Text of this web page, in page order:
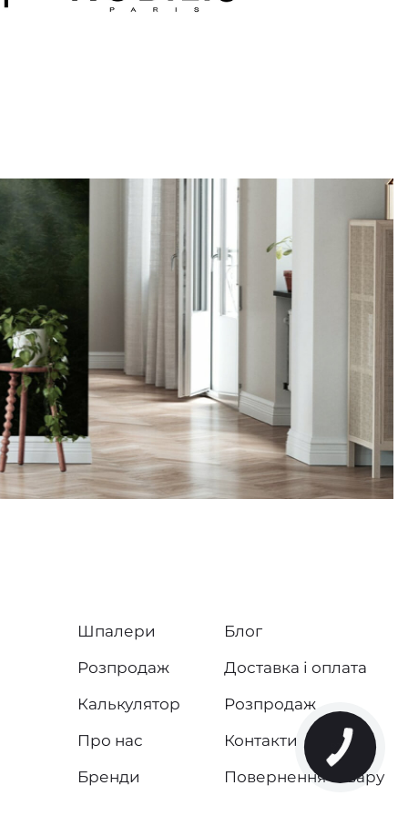
Шпалери
Розпродаж
Калькулятор
Про нас
Бренди
Блог
Доставка і оплата
Розпродаж
Контакти
Повернення товару